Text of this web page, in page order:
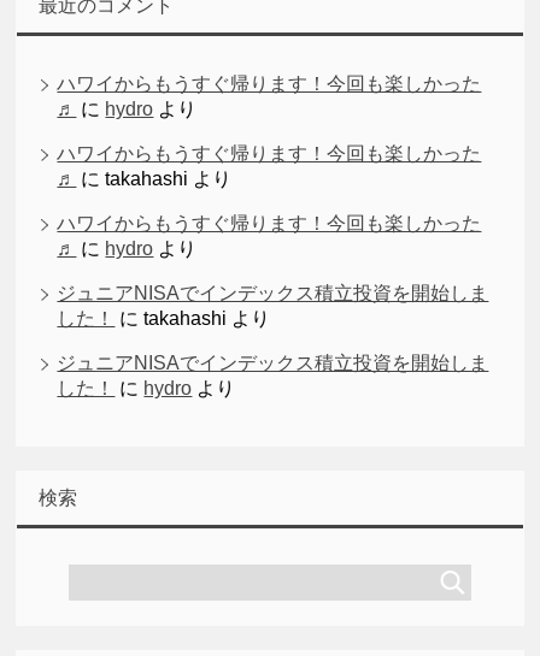
最近のコメント
ハワイからもうすぐ帰ります！今回も楽しかった
♬
に hydro より
ハワイからもうすぐ帰ります！今回も楽しかった
♬
にtakahashi より
ハワイからもうすぐ帰ります！今回も楽しかった
♬
に hydro より
ジュニアNISAでインデックス積立投資を開始しま
した！
にtakahashi より
ジュニアNISAでインデックス積立投資を開始しま
した！
に hydro より
検索